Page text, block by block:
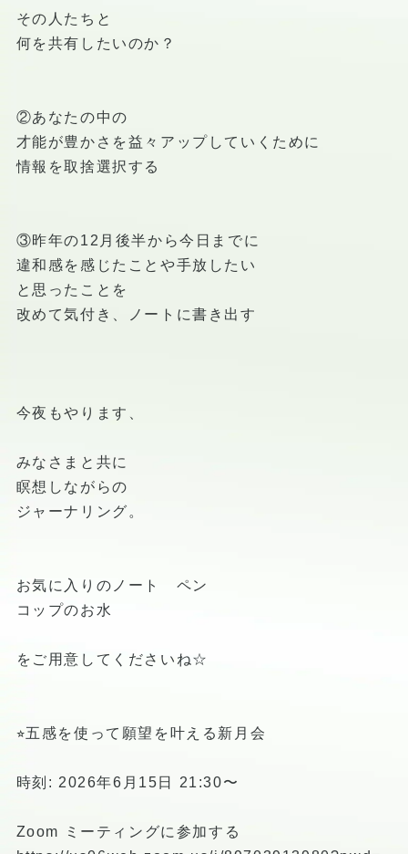
その人たちと
何を共有したいのか？
②あなたの中の
才能が豊かさを益々アップしていくために
情報を取捨選択する
③昨年の12月後半から今日までに
違和感を感じたことや手放したい
と思ったことを
改めて気付き、ノートに書き出す
今夜もやります、
みなさまと共に
瞑想しながらの
ジャーナリング。
お気に入りのノート ペン
コップのお水
をご用意してくださいね☆
⭐︎五感を使って願望を叶える新月会
時刻: 2026年6月15日 21:30〜
Zoom ミーティングに参加する